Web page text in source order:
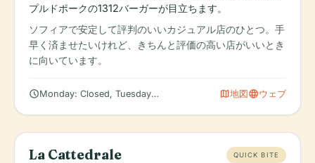
プルドポークの1312バーガーが目立ちます。
ソフィアで安定して評判のいいカジュアル店のひとつ。手
早く済ませたいけれど、きちんと評価の高い店がいいとき
に向いています。
scheduleMonday: Closed, Tuesday: 10:00 AM – 10:00 PM, Wednesday:
map地図 languageウェブ
La Cattedrale QUICK BITE